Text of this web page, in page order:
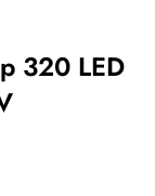
320 LED